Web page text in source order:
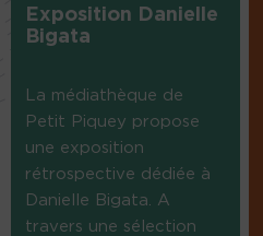
Exposition Danielle
Bigata
La médiathèque de
Petit Piquey propose
une exposition
rétrospective dédiée à
Danielle Bigata. A
travers une sélection